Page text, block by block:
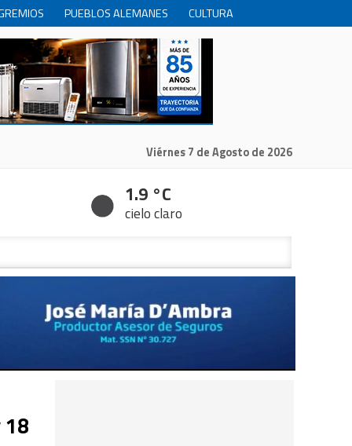
PUEBLOS ALEMANES
CULTURA
INTERNACIONALES
PRODUCCION
Viérnes 7 de Agosto de 2026
1.9 °C
cielo claro
18